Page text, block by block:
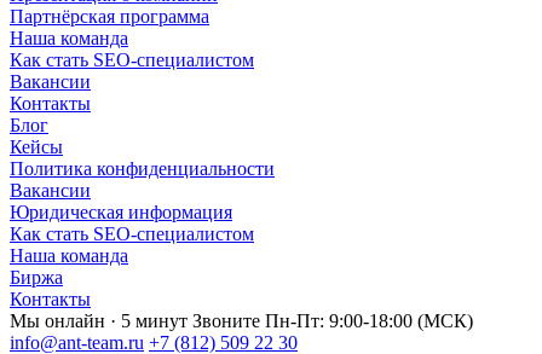
Партнёрская программа
Наша команда
Как стать SEO-специалистом
Вакансии
Контакты
Блог
Кейсы
Политика конфиденциальности
Вакансии
Юридическая информация
Как стать SEO-специалистом
Наша команда
Биржа
Контакты
Мы онлайн · 5 минут Звоните Пн-Пт: 9:00-18:00 (МСК)
info@ant-team.ru +7 (812) 509 22 30